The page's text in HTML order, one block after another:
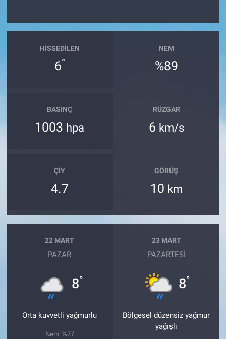
HISSEDILEN
6°
NEM
%89
BASINÇ
1003 hpa
RÜZGAR
6 km/s
ÇIY
4.7
GÖRÜŞ
10 km
22 MART
PAZAR
8°
Orta kuvvetli yağmurlu
Nem: %77
23 MART
PAZARTESI
8°
Bölgesel düzensiz yağmur
yağışlı